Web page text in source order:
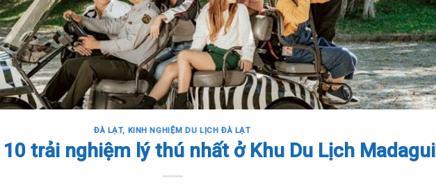
ĐÀ LẠT, KINH NGHIỆM DU LỊCH ĐÀ LẠT
10 trải nghiệm lý thú nhất ở Khu Du Lịch Madagui